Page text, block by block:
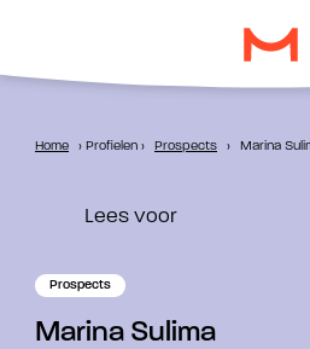
Home › Profielen › Prospects › Marina
Lees voor
Prospects
Marina Sulima